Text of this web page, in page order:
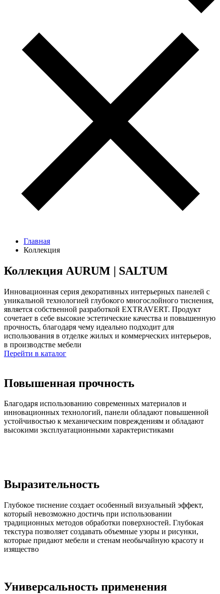
Главная
Коллекция
Коллекция AURUM | SALTUM
Инновационная серия декоративных интерьерных панелей с
уникальной технологией глубокого многослойного тиснения,
является собственной разработкой EXTRAVERT. Продукт
сочетает в себе высокие эстетические качества и повышенную
прочность, благодаря чему идеально подходит для
использования в отделке жилых и коммерческих интерьеров,
в производстве мебели
Перейти в каталог
Повышенная прочность
Благодаря использованию современных материалов и
инновационных технологий, панели обладают повышенной
устойчивостью к механическим повреждениям и обладают
высокими эксплуатационными характеристиками
Выразительность
Глубокое тиснение создает особенный визуальный эффект,
который невозможно достичь при использовании
традиционных методов обработки поверхностей. Глубокая
текстура позволяет создавать объемные узоры и рисунки,
которые придают мебели и стенам необычайную красоту и
изящество
Универсальность применения